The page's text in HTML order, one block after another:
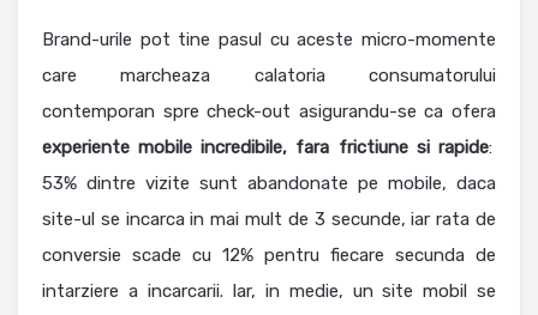
Brand-urile pot tine pasul cu aceste micro-momente
care marcheaza calatoria consumatorului
contemporan spre check-out asigurandu-se ca ofera
experiente mobile incredibile, fara frictiune si rapide:
53% dintre vizite sunt abandonate pe mobile, daca
site-ul se incarca in mai mult de 3 secunde, iar rata de
conversie scade cu 12% pentru fiecare secunda de
intarziere a incarcarii. Iar, in medie, un site mobil se